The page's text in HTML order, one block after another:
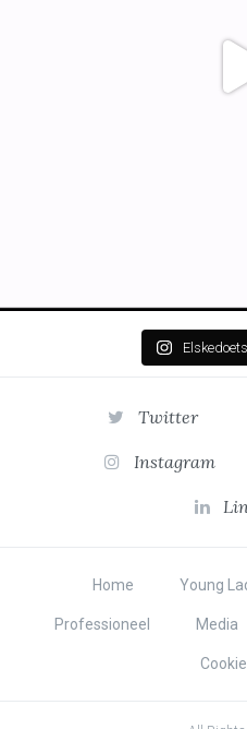
Twitter
Instagram
Home Young
Professioneel Media